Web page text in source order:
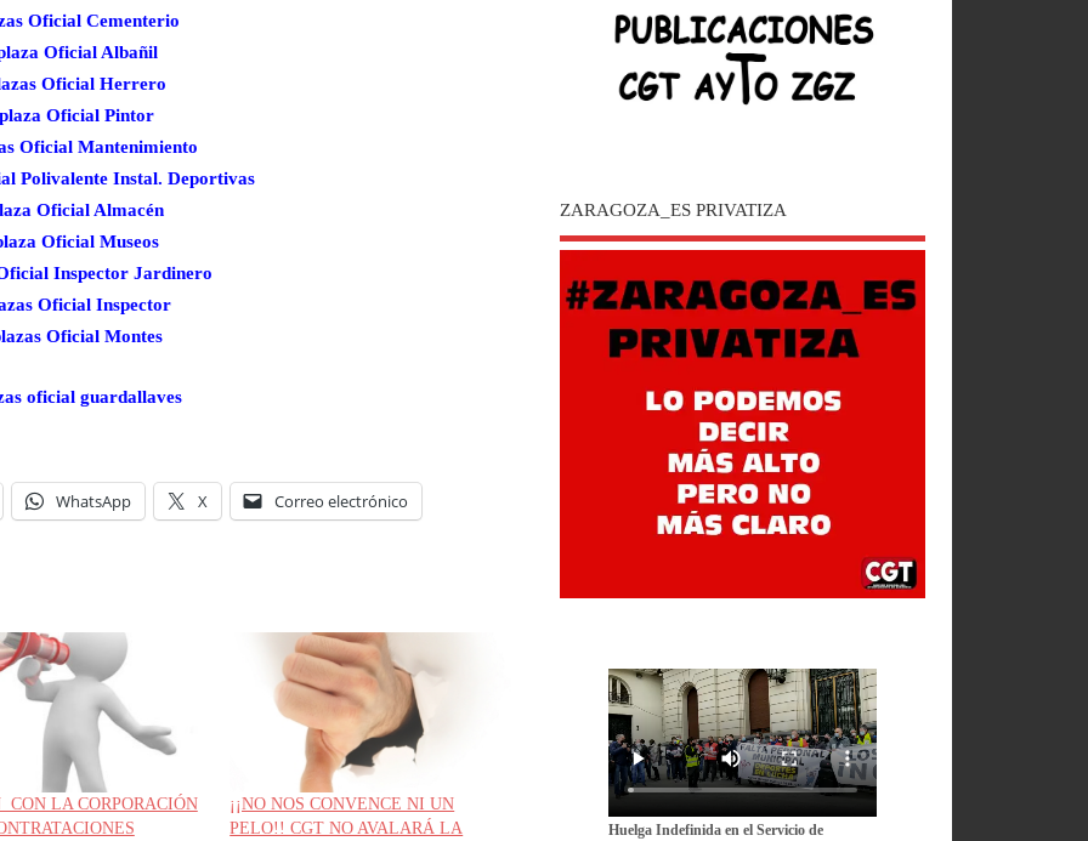
Oficial Cementerio
Oficial Albañil
Oficial Herrero
Oficial Pintor
Oficial Mantenimiento
Polivalente Instal. Deportivas
Oficial Almacén
Oficial Museos
Inspector Jardinero
Oficial Inspector
Oficial Montes
oficial guardallaves
WhatsApp X Correo electrónico
CON LA CORPORACIÓN
¡¡NO NOS CONVENCE NI UN
PELO!! CGT NO AVALARÁ LA
ZARAGOZA_ES PRIVATIZA
Huelga Indefinida en el Servicio de